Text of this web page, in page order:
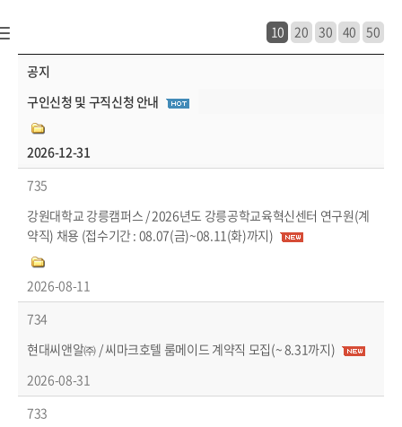
10 20 30 40 50
공지
구인신청 및 구직신청 안내
2026-12-31
735
강원대학교 강릉캠퍼스 / 2026년도 강릉공학교육혁신센터 연구원(계
약직) 채용 (접수기간 : 08.07(금)~08.11(화)까지)
2026-08-11
734
현대씨앤알㈜ / 씨마크호텔 룸메이드 계약직 모집(~ 8.31까지)
2026-08-31
733